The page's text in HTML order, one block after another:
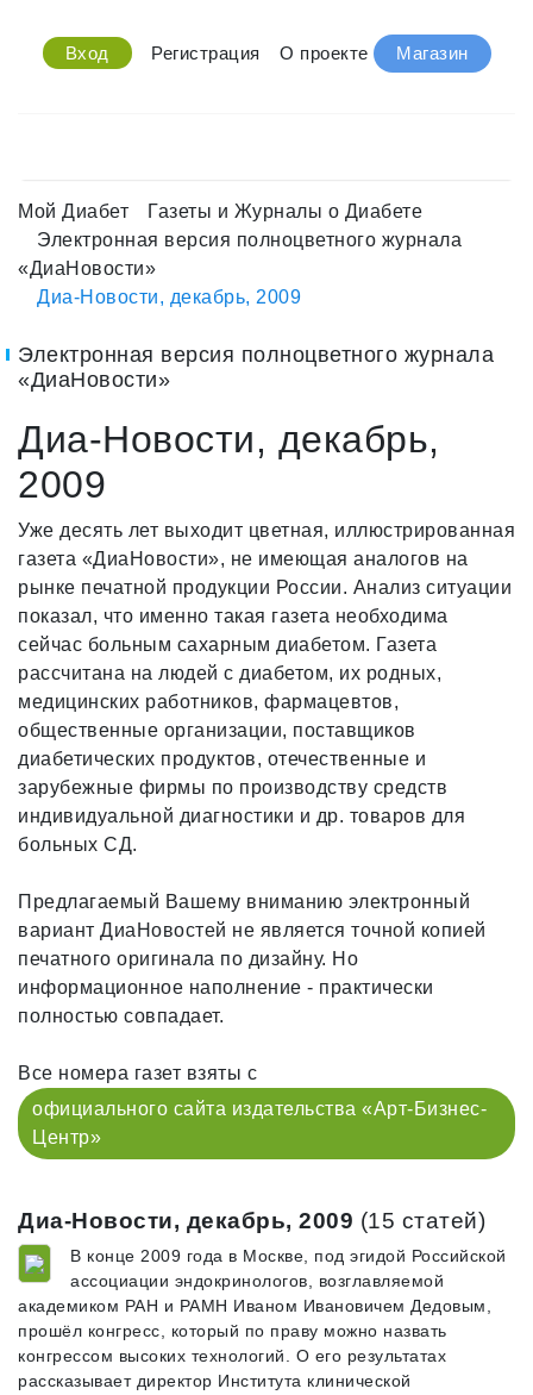
Вход Регистрация О проекте Магазин
Мой Диабет
Газеты и Журналы о Диабете
Электронная версия полноцветного журнала
«ДиаНовости»
Диа-Новости, декабрь, 2009
Электронная версия полноцветного журнала
«ДиаНовости»
Диа-Новости, декабрь,
2009
Уже десять лет выходит цветная, иллюстрированная
газета «ДиаНовости», не имеющая аналогов на
рынке печатной продукции России. Анализ ситуации
показал, что именно такая газета необходима
сейчас больным сахарным диабетом. Газета
рассчитана на людей с диабетом, их родных,
медицинских работников, фармацевтов,
общественные организации, поставщиков
диабетических продуктов, отечественные и
зарубежные фирмы по производству средств
индивидуальной диагностики и др. товаров для
больных СД.
Предлагаемый Вашему вниманию электронный
вариант ДиаНовостей не является точной копией
печатного оригинала по дизайну. Но
информационное наполнение - практически
полностью совпадает.
Все номера газет взяты с
официального сайта издательства «Арт-Бизнес-
Центр»
Диа-Новости, декабрь, 2009 (15 статей)
В конце 2009 года в Москве, под эгидой Российской
ассоциации эндокринологов, возглавляемой
академиком РАН и РАМН Иваном Ивановичем Дедовым,
прошёл конгресс, который по праву можно назвать
конгрессом высоких технологий. О его результатах
рассказывает директор Института клинической